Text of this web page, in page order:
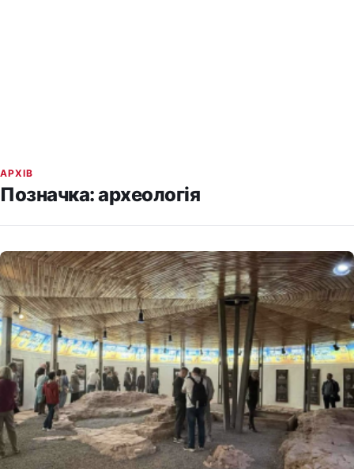
АРХІВ
Позначка:археологія